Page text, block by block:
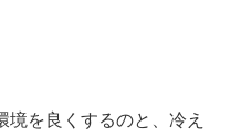
を良くするのと、冷え